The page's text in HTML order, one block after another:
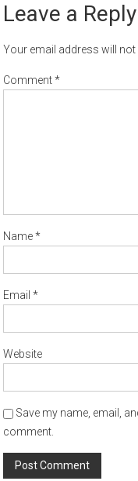
Leave a Reply
Your email address will not
Comment*
Name*
Email*
Website
Save my name, email,
comment.